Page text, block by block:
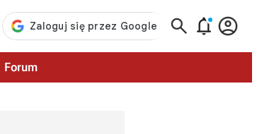
  
Forum